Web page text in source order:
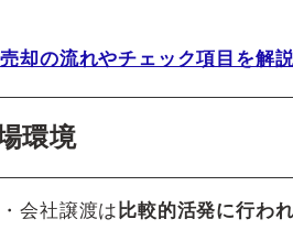
却の流れやチェック項目を解説
環境
会社譲渡は 比較的活発に行わ